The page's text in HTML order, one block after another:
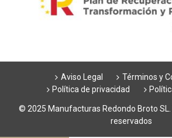
Aviso Legal
Términos y
Política de privacidad
© 2025 Manufacturas Redondo Broto
reservados